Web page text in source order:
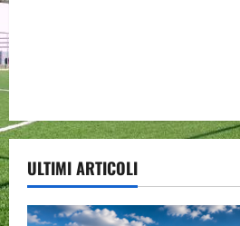
ULTIMI ARTICOLI